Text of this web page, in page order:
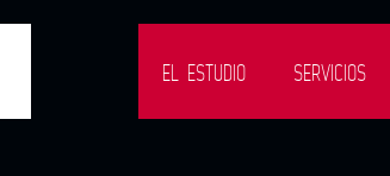
EL ESTUDIO SERVICIOS